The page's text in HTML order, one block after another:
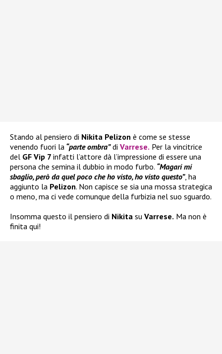
Stando al pensiero di Nikita Pelizon è come se stesse
venendo fuori la “parte ombra”di Varrese. Per la vincitrice
del GF Vip 7 infatti l’attore dà l’impressione di essere una
persona che semina il dubbio in modo furbo. “Magari mi
sbaglio, però da quel poco che ho visto, ho visto questo”, ha
aggiunto la Pelizon. Non capisce se sia una mossa strategica
o meno, ma ci vede comunque della furbizia nel suo sguardo.
Insomma questo il pensiero di Nikita su Varrese. Ma non è
finita qui!